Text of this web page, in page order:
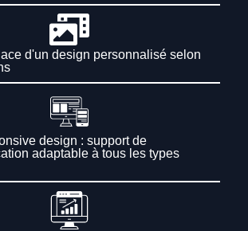
d'un design personnalisé selon
design : support de
adaptable à tous les types